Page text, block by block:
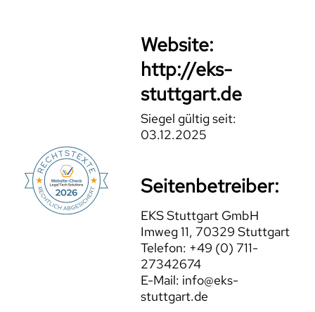
Website:
http://eks-
stuttgart.de
Siegel gültig seit:
03.12.2025
Seitenbetreiber:
EKS Stuttgart GmbH
Imweg 11, 70329 Stuttgart
Telefon: +49 (0) 711-
27342674
E-Mail: info@eks-
stuttgart.de